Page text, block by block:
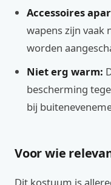
Accessoires
wapens zijn vaak
worden
Niet erg warm:
bescherming
bij
Voor wie